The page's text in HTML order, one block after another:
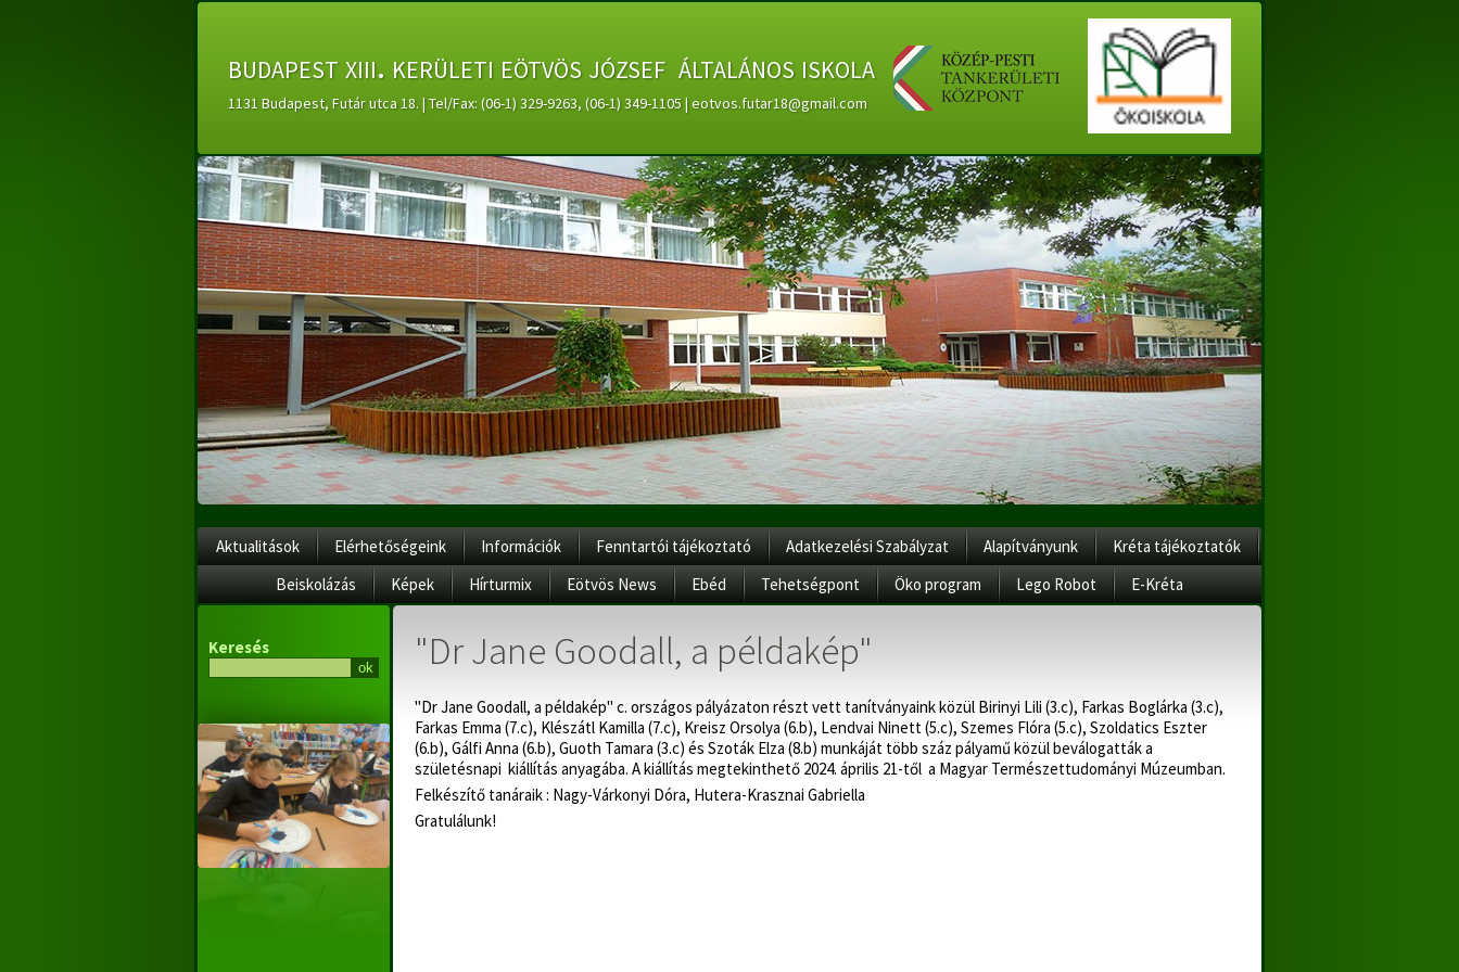
budapest xiii. kerületi eötvös józsef általános iskola
1131 Budapest, Futár utca 18. | Tel/Fax: (06-1) 329-9263, (06-1) 349-1105 | eotvos.futar18@gmail.com
Aktualitások Elérhetőségeink Információk Fenntartói tájékoztató Adatkezelési Szabályzat Alapítványunk
Kréta tájékoztatók
Beiskolázás
Képek Hírturmix Eötvös News Ebéd Tehetségpont Öko program Lego Robot E-Kréta
Keresés "Dr Jane Goodall, a példakép"
"Dr Jane Goodall, a példakép" c. országos pályázaton részt vett tanítványaink közül Birinyi Lili (3.c), Farkas Boglárka (3.c),
Farkas Emma (7.c), Klészátl Kamilla (7.c), Kreisz Orsolya (6.b), Lendvai Ninett (5.c), Szemes Flóra (5.c), Szoldatics Eszter
(6.b), Gálfi Anna (6.b), Guoth Tamara (3.c) és Szoták Elza (8.b) munkáját több száz pályamű közül beválogatták a
születésnapi kiállítás anyagába. A kiállítás megtekinthető 2024. április 21-től a Magyar Természettudományi Múzeumban.
Felkészítő tanáraik : Nagy-Várkonyi Dóra, Hutera-Krasznai Gabriella
Gratulálunk!